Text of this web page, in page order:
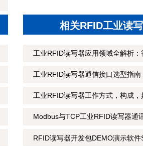
相关RFID工业读
工业RFID读写器应用领域全解析
工业RFID读写器通信接口选型指
工业RFID读写器工作方式，构成
Modbus与TCP工业RFID读写器通
RFID读写器开发包DEMO演示软件